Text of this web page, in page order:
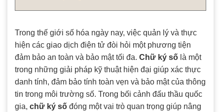
Trong thế giới số hóa ngày nay, việc quản lý và thực
hiện các giao dịch điện tử đòi hỏi một phương tiện
đảm bảo an toàn và bảo mật tối đa. Chữ ký số là một
trong những giải pháp kỹ thuật hiện đại giúp xác thực
danh tính, đảm bảo tính toàn vẹn và bảo mật của thông
tin trong môi trường số. Trong bối cảnh đấu thầu quốc
gia, chữ ký số đóng một vai trò quan trọng giúp nâng